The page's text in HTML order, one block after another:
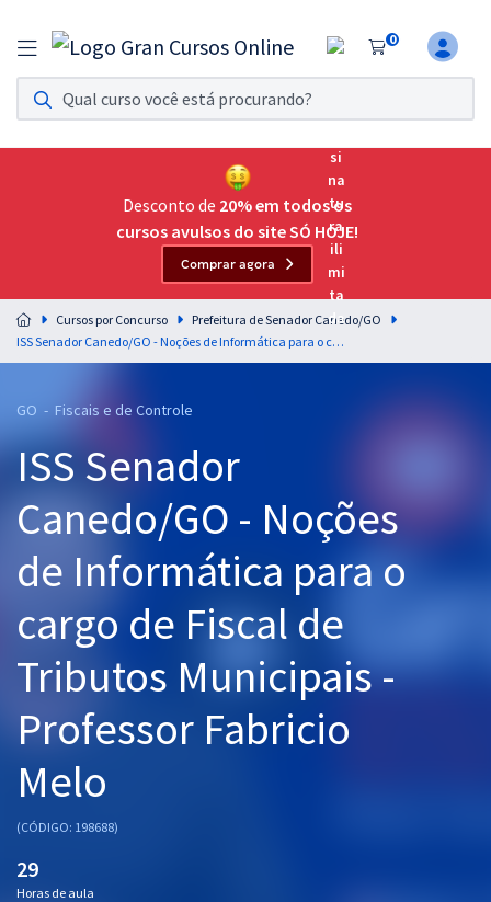
0
Assinatura Ilimitada 11
Acesso a todos os cursos. Teste grátis por 7 dias!
Assinatura OAB Até Passar
Acesso ilimitado a toda preparação para o Exame da
Residências Multiprofissionais
Preparação completa e intensiva para as principais
residências em saúde do Brasil
Cursos 20% OFF
Pós
Graduação
OAB
Mentorias
Questões grátis
Desconto de 20% em todos os
cursos avulsos do site SÓ HOJE!
Comprar agora
Cursos por Concurso
Prefeitura de Senador Canedo/GO
ISS Senador Canedo/GO - Noções de Informática para o cargo de Fiscal de Tributos Municipais - Professor Fabricio Melo
GO - Fiscais e de Controle
ISS Senador
Canedo/GO - Noções
de Informática para o
cargo de Fiscal de
Tributos Municipais -
Professor Fabricio
Melo
(CÓDIGO: 198688)
29
Horas de aula